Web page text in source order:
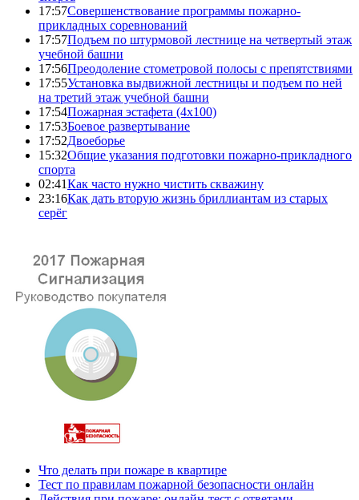
17:57Совершенствование программы пожарно-
прикладных соревнований
17:57Подъем по штурмовой лестнице на четвертый этаж
учебной башни
17:56Преодоление стометровой полосы с препятствиями
17:55Установка выдвижной лестницы и подъем по ней
на третий этаж учебной башни
17:54Пожарная эстафета (4x100)
17:53Боевое развертывание
17:52Двоеборье
15:32Общие указания подготовки пожарно-прикладного
спорта
02:41Как часто нужно чистить скважину
23:16Как дать вторую жизнь бриллиантам из старых
серёг
Что делать при пожаре в квартире
Тест по правилам пожарной безопасности онлайн